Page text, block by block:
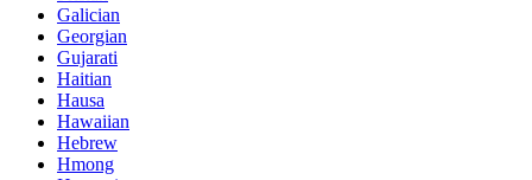
Galician
Georgian
Gujarati
Haitian
Hausa
Hawaiian
Hebrew
Hmong